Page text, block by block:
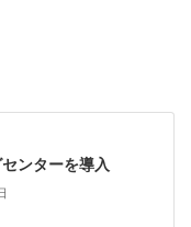
ンターを導入